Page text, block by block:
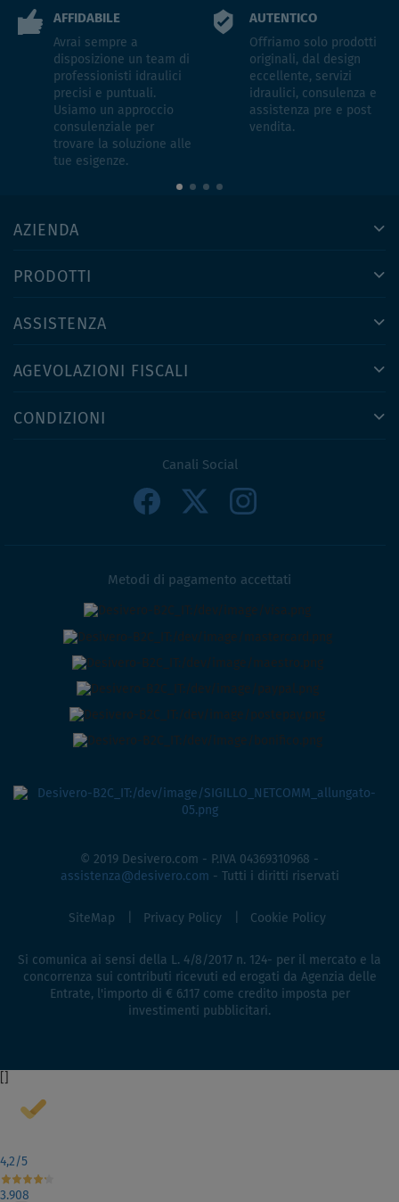
AFFIDABILE
Avrai sempre a
disposizione un team di
professionisti idraulici
precisi e puntuali.
Usiamo un approccio
consulenziale per
trovare la soluzione alle
tue esigenze.
AUTENTICO
Offriamo solo prodotti
originali, dal design
eccellente, servizi
idraulici, consulenza e
assistenza pre e post
vendita.
AZIENDA
PRODOTTI
ASSISTENZA
AGEVOLAZIONI FISCALI
CONDIZIONI
Canali Social
Metodi di pagamento accettati
© 2019 Desivero.com - P.IVA 04369310968 -
assistenza@desivero.com - Tutti i diritti riservati
SiteMap Privacy Policy Cookie Policy
Si comunica ai sensi della L. 4/8/2017 n. 124- per il mercato e la
concorrenza sui contributi ricevuti ed erogati da Agenzia delle
Entrate, l'importo di € 6.117 come credito imposta per
investimenti pubblicitari.
4,2 /5
3.908